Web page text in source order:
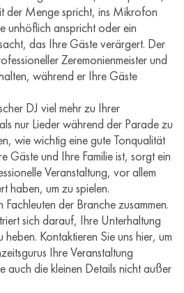
der Menge spricht, ins Mikrofon
unhöflich anspricht oder ein
das Ihre Gäste verärgert. Der
Zeremonienmeister und
während er Ihre Gäste
DJ viel mehr zu Ihrer
nur Lieder während der Parade zu
wie wichtig eine gute Tonqualität
Gäste und Ihre Familie ist, sorgt ein
Veranstaltung, vor allem
haben, um zu spielen.
der Branche zusammen.
sich darauf, Ihre Unterhaltung
Kontaktieren Sie uns hier, um
Ihre Veranstaltung
auch die kleinen Details nicht außer